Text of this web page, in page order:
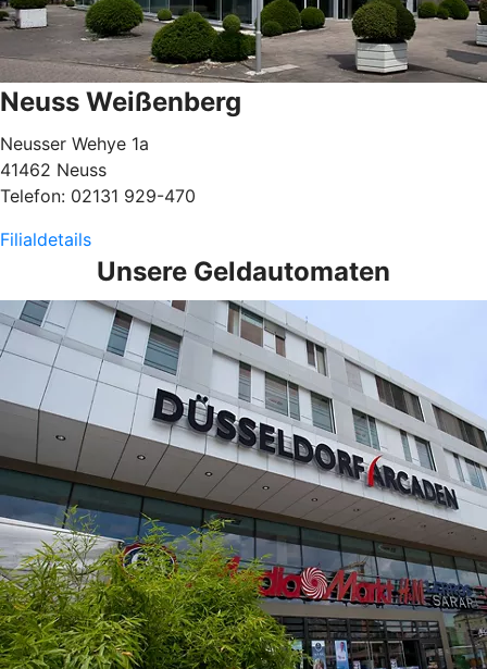
Neuss Weißenberg
Neusser Wehye 1a
41462 Neuss
Telefon: 02131 929-470
Filialdetails
Unsere Geldautomaten